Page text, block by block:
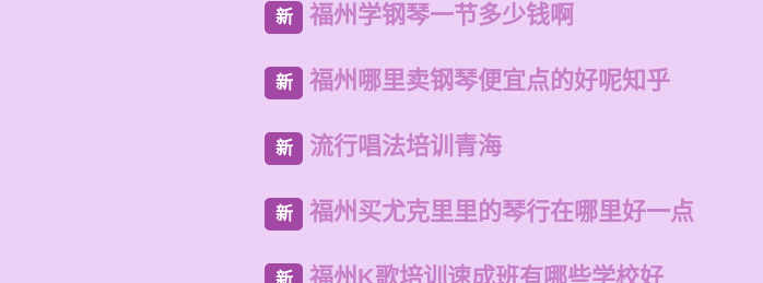
新 福州学钢琴一节多少钱啊
新 福州哪里卖钢琴便宜点的好呢知乎
新 流行唱法培训青海
新 福州买尤克里里的琴行在哪里好一点
新 福州K歌培训速成班有哪些学校好